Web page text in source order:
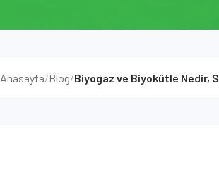
Anasayfa/Blog/Biyogaz ve Biyokütle Nedir,